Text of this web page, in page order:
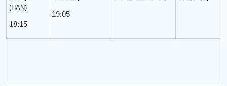
(HAN)
18:15
19:05